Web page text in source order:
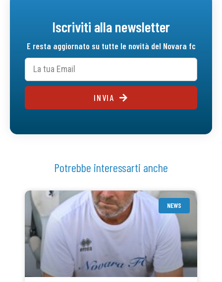
Iscriviti alla newsletter
E resta aggiornato su tutte le novità del Novara fc
INVIA
Potrebbe interessarti anche
NEWS